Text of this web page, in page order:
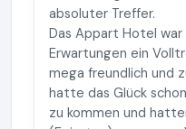
absoluter Treffer.
Das Appart Hotel war
Erwartungen ein
mega freundlich und
hatte das Glück
zu kommen und